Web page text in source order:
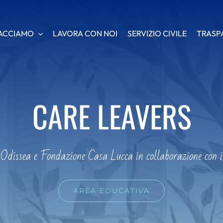
LAVORA CON NOI SERVIZIO CIVILE
LAVORA CON NOI SERVIZIO CIVILE
CARE LEAVERS
e Fondazione Casa Lucca in collaborazione
AREA EDUCATIVA